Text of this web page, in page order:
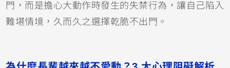
門，而是擔心大動作時發生的失禁行為，讓自己陷入
難堪情境，久而久之選擇乾脆不出門。